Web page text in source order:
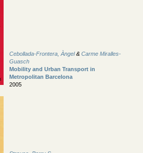
Cebollada-Frontera, Àngel& Carme Miralles-
Guasch
Mobility and Urban Transport in
Metropolitan Barcelona
2005